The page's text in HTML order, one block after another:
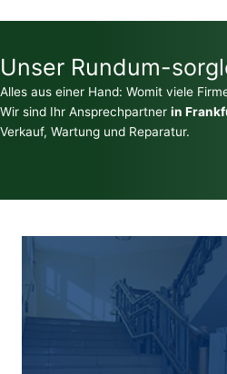
Unser Rundum-
Alles aus einer Hand: Womit viele
Wir sind Ihr Ansprechpartner in
Verkauf, Wartung und Reparatur.